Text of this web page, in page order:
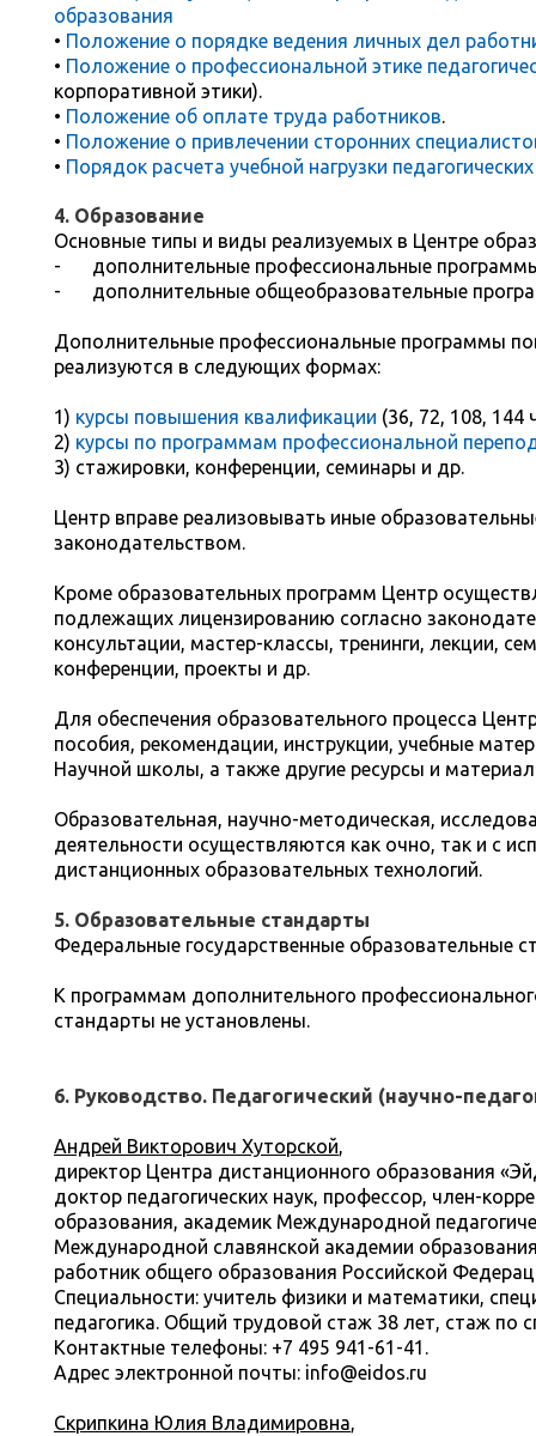
образования
• Положение о порядке ведения личных дел
• Положение о профессиональной этике
корпоративной этики).
• Положение об оплате труда работников.
• Положение о привлечении сторонних
• Порядок расчета учебной нагрузки
4. Образование
Основные типы и виды реализуемых в Центре
-
дополнительные профессиональные
-
дополнительные общеобразовательные
Дополнительные профессиональные программы
реализуются в следующих формах:
1) курсы повышения квалификации (36, 72, 108, 144
2) курсы по программам профессиональной
3) стажировки, конференции, семинары и др.
Центр вправе реализовывать иные
законодательством.
Кроме образовательных программ Центр
подлежащих лицензированию согласно
консультации, мастер-классы, тренинги, лекции,
конференции, проекты и др.
Для обеспечения образовательного процесса
пособия, рекомендации, инструкции, учебные
Научной школы, а также другие ресурсы и
Образовательная, научно-методическая,
деятельности осуществляются как очно, так и с
дистанционных образовательных технологий.
5. Образовательные стандарты
Федеральные государственные образовательные
К программам дополнительного
стандарты не установлены.
6. Руководство. Педагогический (научно-
Андрей Викторович Хуторской,
директор Центра дистанционного образования
доктор педагогических наук, профессор, член-
образования, академик Международной
Международной славянской академии
работник общего образования Российской
Специальности: учитель физики и математики,
педагогика. Общий трудовой стаж 38 лет, стаж по
Контактные телефоны: +7 495 941-61-41.
Адрес электронной почты: info@eidos.ru
Скрипкина Юлия Владимировна,